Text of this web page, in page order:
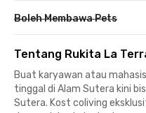
Boleh Membawa Pets
Tentang Rukita La
Buat karyawan atau
tinggal di Alam Sutera kini
Sutera. Kost coliving